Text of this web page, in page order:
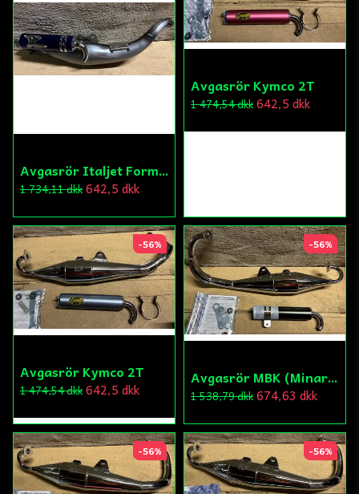
Avgasrör Italjet Formula
1 734,11 dkk642,5 dkk
Avgasrör Kymco 2T
1 474,54 dkk642,5 dkk
Avgasrör Kymco 2T
1 474,54 dkk642,5 dkk
-56%
Avgasrör MBK (Minarelli Vertikal)
1 538,79 dkk674,63 dkk
-56%
-56% -56%